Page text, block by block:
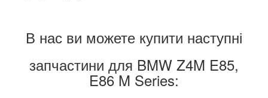
MINI keyboard_arrow_down
keyboard_arrow_down
В нас ви можете купити наступні
запчастини для BMW Z4M E85,
E86 M Series: